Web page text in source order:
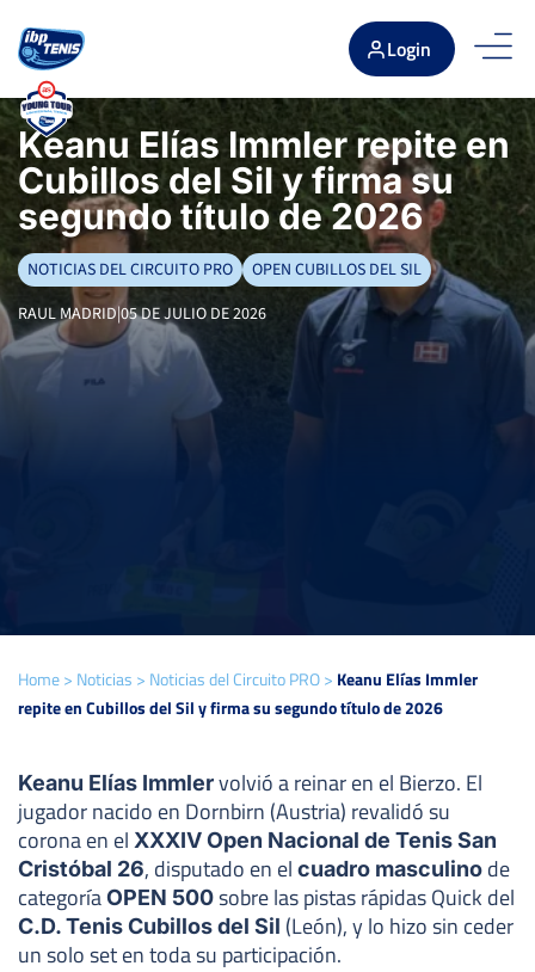
Login
Keanu Elías Immler repite en
Cubillos del Sil y firma su
segundo título de 2026
NOTICIAS DEL CIRCUITO PRO
OPEN CUBILLOS DEL SIL
RAUL MADRID|05 DE JULIO DE 2026
Home> Noticias > Noticias del Circuito PRO> Keanu Elías Immler
repite en Cubillos del Sil y firma su segundo título de 2026
Keanu Elías Immlervolvió a reinar en el Bierzo. El
jugador nacido en Dornbirn (Austria) revalidó su
corona en el XXXIV Open Nacional de Tenis San
Cristóbal 26, disputado en el cuadro masculino de
categoríaOPEN 500sobre las pistas rápidas Quick del
C.D. Tenis Cubillos del Sil (León), y lo hizo sin ceder
un solo set en toda su participación.